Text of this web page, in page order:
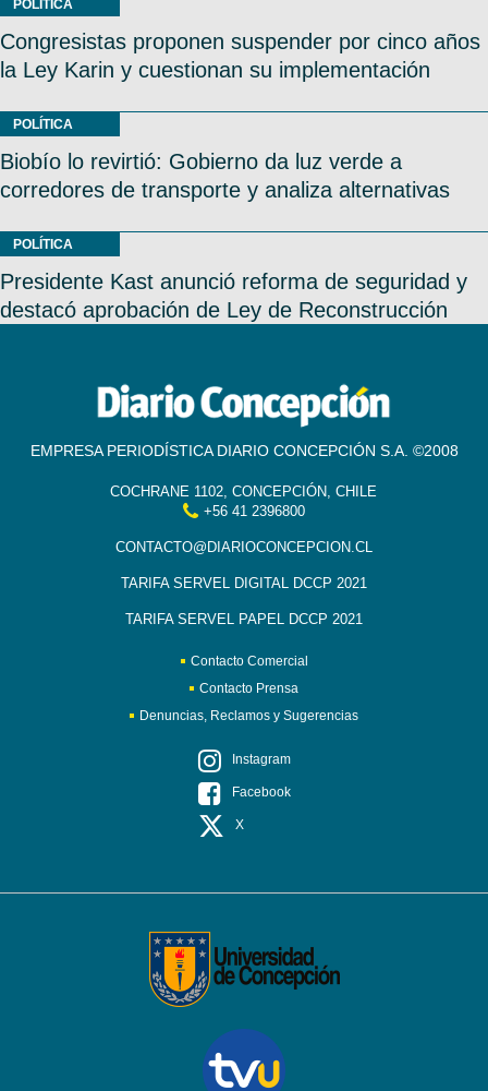
POLÍTICA
Congresistas proponen suspender por cinco años
la Ley Karin y cuestionan su implementación
POLÍTICA
Biobío lo revirtió: Gobierno da luz verde a
corredores de transporte y analiza alternativas
POLÍTICA
Presidente Kast anunció reforma de seguridad y
destacó aprobación de Ley de Reconstrucción
EMPRESA PERIODÍSTICA DIARIO CONCEPCIÓN S.A. ©2008
COCHRANE 1102, CONCEPCIÓN, CHILE
+56 41 2396800
CONTACTO@DIARIOCONCEPCION.CL
TARIFA SERVEL DIGITAL DCCP 2021
TARIFA SERVEL PAPEL DCCP 2021
Contacto Comercial
Contacto Prensa
Denuncias, Reclamos y Sugerencias
Instagram
Facebook
X